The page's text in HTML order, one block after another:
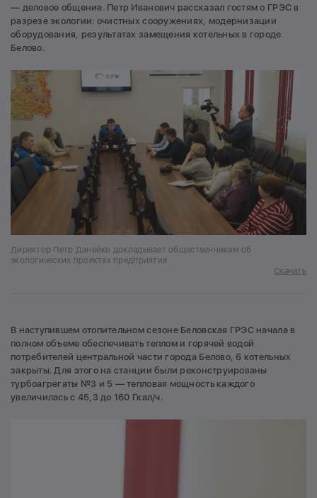
— деловое общение. Петр Иванович рассказал гостям о ГРЭС в
разрезе экологии: очистных сооружениях, модернизации
оборудования, результатах замещения котельных в городе
Белово.
Директор Петр Данейко докладывает общественникам об
экологических проектах предприятия
Скачать
В наступившем отопительном сезоне Беловская ГРЭС начала в
полном объеме обеспечивать теплом и горячей водой
потребителей центральной части города Белово, 6 котельных
закрыты. Для этого на станции были реконструированы
турбоагрегаты №3 и 5 — тепловая мощность каждого
увеличилась с 45,3 до 160 Гкал/ч.